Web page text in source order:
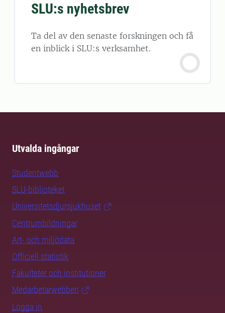
SLU:s nyhetsbrev
Ta del av den senaste forskningen och få
en inblick i SLU:s verksamhet.
Utvalda ingångar
Studentwebb
SLU-biblioteket
Universitetsdjursjukhuset
Centrumbildningar
Art- och miljödata
Officiell statistik
Fakulteter och institutioner
Medarbetarwebben
Logga in